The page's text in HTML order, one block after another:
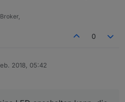
0
2018, 05:42